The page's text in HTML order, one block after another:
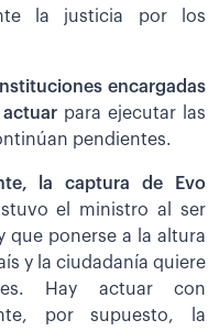
la justicia por los
encargadas
para ejecutar las
pendientes.
la captura de Evo
el ministro al ser
que ponerse a la altura
y la ciudadanía quiere
Hay actuar con
por supuesto, la